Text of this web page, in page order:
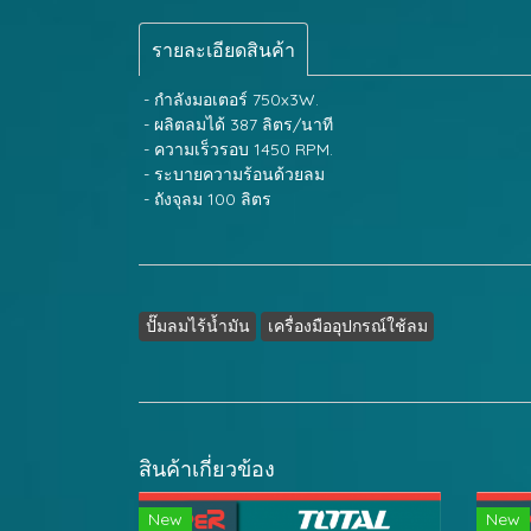
รายละเอียดสินค้า
- กำลังมอเตอร์ 750x3W.
- ผลิตลมได้ 387 ลิตร/นาที
- ความเร็วรอบ 1450 RPM.
- ระบายความร้อนด้วยลม
- ถังจุลม 100 ลิตร
ปั๊มลมไร้น้ำมัน เครื่องมืออุปกรณ์ใช้ลม
สินค้าเกี่ยวข้อง
New New